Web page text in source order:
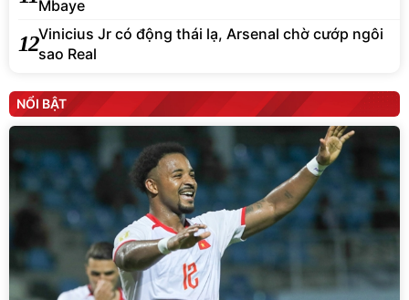
Mbaye
12Vinicius Jr có động thái lạ, Arsenal chờ cướp ngôi
sao Real
NỔI BẬT